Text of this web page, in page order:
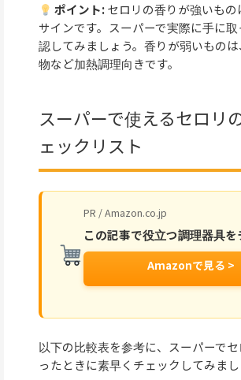
ポイント:セロリの香りが強いもの
サインです。スーパーで実際に手に
認してみましょう。香りが弱いもの
物など加熱調理向きです。
スーパーで使えるセロリ
ェックリスト
PR / Amazon.co.jp
この記事で役立つ調理器具を
Amazonで見る >
以下の比較表を参考に、スーパーで
ったときに素早くチェックしてみまし